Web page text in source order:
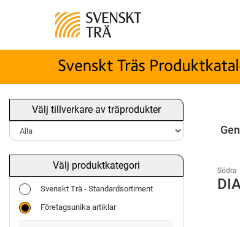
Välj tillverkare av träprodukter
Välj produktkategori
Svenskt Trä - Standardsortiment
Företagsunika artiklar
Södra